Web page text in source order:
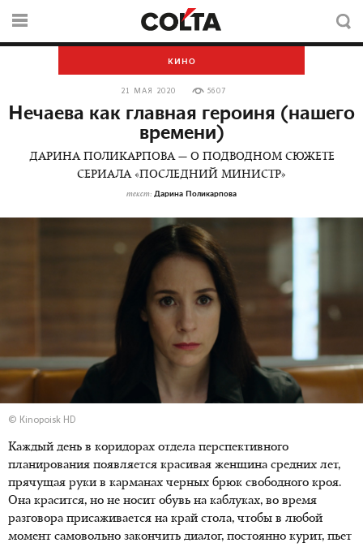
КИНО
21 МАЯ 2020 5607
Нечаева как главная героиня (нашего
времени)
ДАРИНА ПОЛИКАРПОВА — О ПОДВОДНОМ СЮЖЕТЕ
СЕРИАЛА «ПОСЛЕДНИЙ МИНИСТР»
текст: Дарина Поликарпова
© Kinopoisk HD
Каждый день в коридорах отдела перспективного
планирования появляется красивая женщина средних лет,
прячущая руки в карманах черных брюк свободного кроя.
Она красится, но не носит обувь на каблуках, во время
разговора присаживается на край стола, чтобы в любой
момент самовольно закончить диалог, постоянно курит, пьет